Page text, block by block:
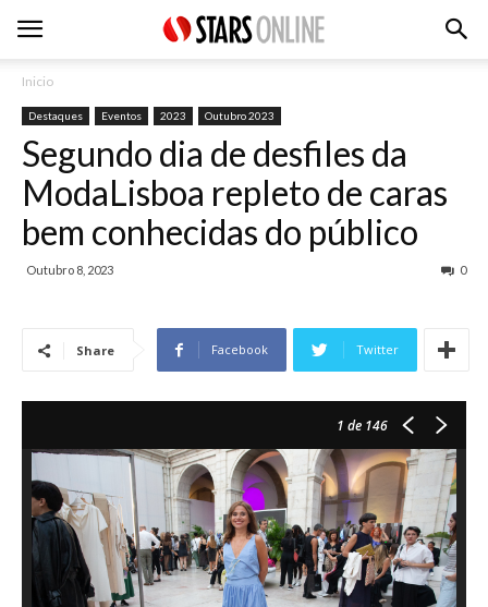
Inicio
Destaques Eventos 2023 Outubro 2023
Segundo dia de desfiles da
ModaLisboa repleto de caras
bem conhecidas do público
Outubro 8, 2023 0
Share Facebook Twitter
1 de 146